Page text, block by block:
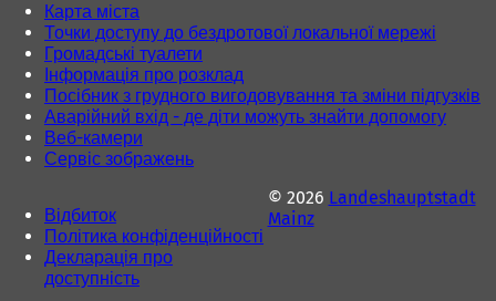
Карта міста
Точки доступу до бездротової локальної мережі
Громадські туалети
Інформація про розклад
Посібник з грудного вигодовування та зміни підгузків
Аварійний вхід - де діти можуть знайти допомогу
Веб-камери
Сервіс зображень
Відбиток
Політика конфіденційності
Декларація про
доступність
© 2026 Landeshauptstadt
Mainz